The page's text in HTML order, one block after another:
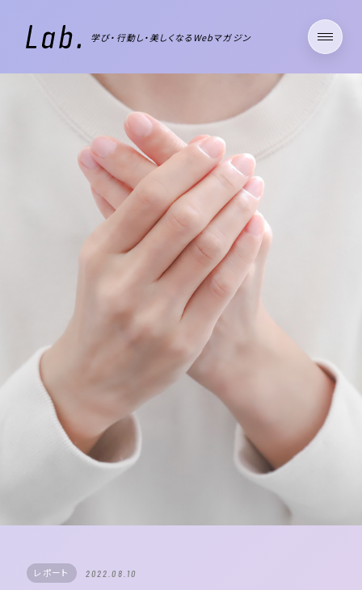
学び・行動し・美しくなるWebマガジン
レポート 2022.08.10